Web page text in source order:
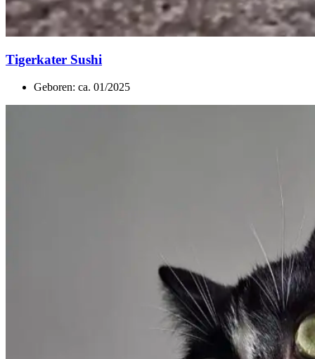
Tigerkater Sushi
Geboren: ca. 01/2025